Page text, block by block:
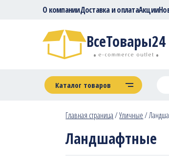
О компанииДоставка и оплатаАкции
ВсеТовары24
e-commerce outlet
Каталог товаров
Главная страница/Уличные/
Ландшафтные